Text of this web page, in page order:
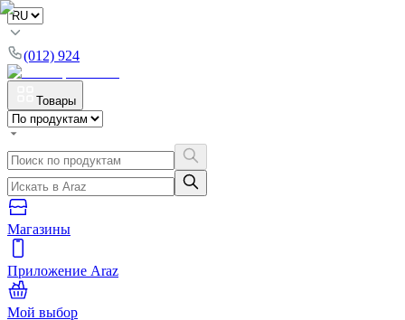
(012) 924
Товары
Магазины
Приложение Araz
Мой выбор